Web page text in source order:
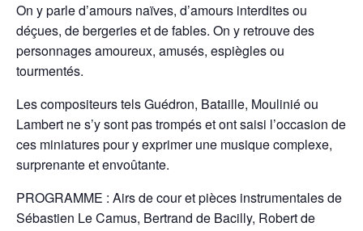
On y parle d’amours naïves, d’amours interdites ou
déçues, de bergeries et de fables. On y retrouve des
personnages amoureux, amusés, espiègles ou
tourmentés.
Les compositeurs tels Guédron, Bataille, Moulinié ou
Lambert ne s’y sont pas trompés et ont saisi l’occasion de
ces miniatures pour y exprimer une musique complexe,
surprenante et envoûtante.
PROGRAMME : Airs de cour et pièces instrumentales de
Sébastien Le Camus, Bertrand de Bacilly, Robert de